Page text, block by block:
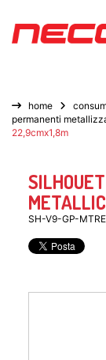
home
permanenti
22,9cmx1,8m
SH-V9-GP-